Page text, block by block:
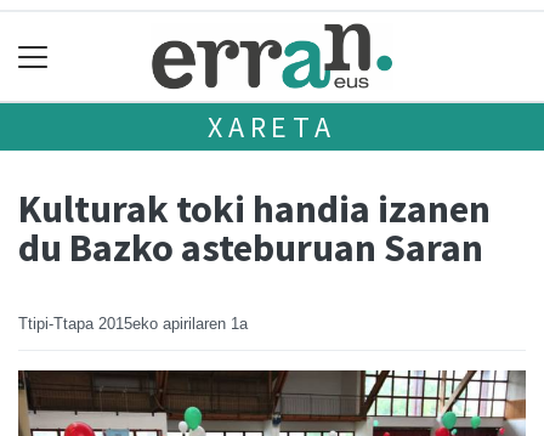
XARETA
Kulturak toki handia izanen
du Bazko asteburuan Saran
Ttipi-Ttapa 2015eko apirilaren 1a